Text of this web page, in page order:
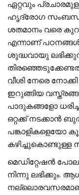
ഏറ്റവും
ഹൃദ്രോഗ
ശതമാനം വരെ
എന്നാണ്
ശുദ്ധവായു
വീശി നേരെ
ഇറുങ്ങിയ
പാദുകങ്ങളോ
ഒറ്റക്ക് നടക്കാന്‍
പങ്കാളികളെയോ
കഴിച്ചുകൊണ്ടുള്ള
മെഡിറ്റേഷന്‍
നിന്നു ലഭിക്കും.